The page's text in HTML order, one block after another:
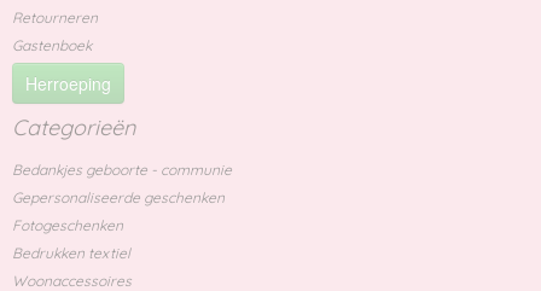
Retourneren
Gastenboek
Herroeping
Categorieën
Bedankjes geboorte - communie
Gepersonaliseerde geschenken
Fotogeschenken
Bedrukken textiel
Woonaccessoires